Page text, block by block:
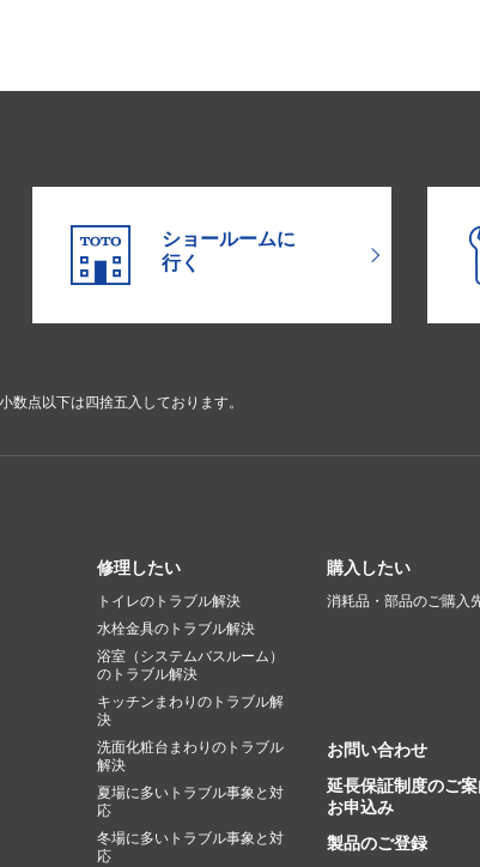
ショールームに
行く
点以下は四捨五入しております。
修理したい
トイレのトラブル解決
水栓金具のトラブル解決
浴室（システムバスルーム）
のトラブル解決
キッチンまわりのトラブル解
決
洗面化粧台まわりのトラブル
解決
夏場に多いトラブル事象と対
応
冬場に多いトラブル事象と対
応
購入したい
消耗品・部品のご購入
お問い合わせ
延長保証制度のご案
お申込み
製品のご登録